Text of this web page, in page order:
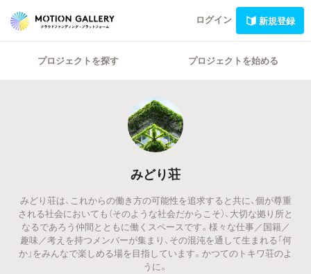
ログイン 新規登録
プロジェクトを探す プロジェクトを始める
みどり荘
みどり荘は、これからの働き方の可能性を追求すると共に、個が尊重
される社会においても（そのような社会だからこそ）、大切な拠り所と
なるであろう仲間とともに働くスペースです。様々な仕事／国籍／
趣味／考えを持つメンバーが集まり、その混沌を通して生まれる「何
か」をみんなで楽しめる場を目指しています。かつてのトキワ荘のよ
うに。